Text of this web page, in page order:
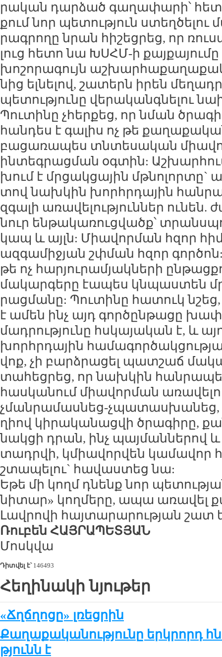
րա­կան դար­ձած գա­ղա­փա­րի՝
քում նոր պե­տու­թյուն
րագ­րո­ղը նրան հի­շեց­րեց, որ
լուց հե­տո նա ԽՍՀՄ-ի
խո­շո­րա­գույն
նից ել­նե­լով, շա­տերն ի­րեն
պե­տու­թյու­նը վե­րա­կանգ­նե­լու
Պու­տի­նը չհեր­քեց, որ նման
հան­դես է գա­լիս ոչ թե
բա­ցա­ռա­պես տն­տե­սա­կան
ին­տեգ­րաց­ման օգ­տին:
խում է մր­ցակ­ցա­յին
տով նախ­կին խոր­հր­դա­յին
զգա­լի ա­ռա­վե­լու­թյուն­ներ ու­նեն.
նուր են­թա­կա­ռուց­վածք՝
կապ և այլն: Միա­վոր­ման հզոր
ազ­գա­մի­ջյան շփ­ման հզոր
թե ոչ հա­րյու­րա­մյակ­նե­րի
մա­կար­գե­րը էա­պես կն­պաս­տեն
րաց­մա­նը: Պու­տի­նը հա­տուկ
է ա­մեն ինչ այդ գոր­ծըն­թա­ցը
մադ­րու­թյու­նը հս­կա­յա­կան է, և
խոր­հր­դա­յին
վոք, չի բարձ­րա­ցել պատ­շաճ
տա­հեց­րեց, որ նախ­կին
հաս­կա­նում միա­վոր­ման
չման­րա­մաս­նեց-չպա­տաս­խա­նեց,
ղիով կի­րա­կա­նաց­վի ծրա­գի­րը,
նակ­ցի դրան, ինչ պայ­ման­նե­րով և
տադր­վի, կմիա­վոր­վեն կա­մա­վոր
շտա­պե­լու` հա­վաս­տեց նա:
Ե­թե մի կողմ դնենք նոր
նի­տար» կող­մե­րը, ա­պա ա­ռա­վել
Լավ­րո­վի հայ­տա­րա­րու­թյան
Ռու­բեն ՀԱՅ­ՐԱ­ՊԵ­ՏՅԱՆ
Մոսկ­վա
Դիտվել է՝146493
Հեղինակի նյութեր
«Ճղճղոցը» լռեցրին
Քա­ղա­քա­կա­նու­թ­յու­նը երկ­րորդ
թ­յունն է